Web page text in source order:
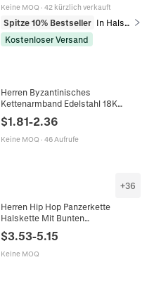
Keine MOQ · 42 kürzlich verkauft
Spitze 10% Bestseller
In Halsketten
Kostenloser Versand
Herren Byzantinisches
Kettenarmband Edelstahl 18K
Vergoldet Punk Quadratisches
Glied Hip Hop Schmuck Für Ihn
$1.81-2.36
Keine MOQ · 46 Aufrufe
+36
Herren Hip Hop Panzerkette
Halskette Mit Bunten
Strasssteinen Besetzt Legierung
Kette Raute Geometrisch
Streetwear Schmuck Für Herren
$3.53-5.15
Keine MOQ